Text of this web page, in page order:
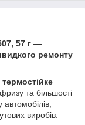
57 г —
ремонту
та більшості
виробів.